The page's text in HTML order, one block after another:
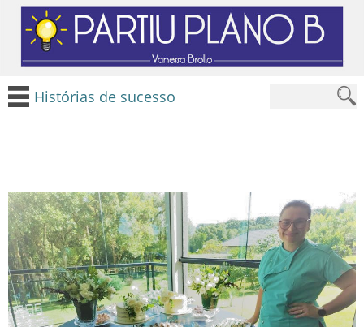
Histórias de sucesso